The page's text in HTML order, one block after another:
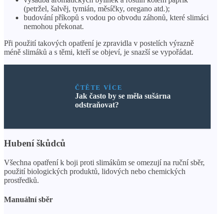
(petržel, šalvěj, tymián, měsíčky, oregano atd.);
budování příkopů s vodou po obvodu záhonů, které slimáci
nemohou překonat.
Při použití takových opatření je zpravidla v postelích výrazně
méně slimáků a s těmi, kteří se objeví, je snazší se vypořádat.
ČTĚTE VÍCE
Jak často by se měla sušárna
odstraňovat?
Hubení škůdců
Všechna opatření k boji proti slimákům se omezují na ruční sběr,
použití biologických produktů, lidových nebo chemických
prostředků.
Manuální sběr